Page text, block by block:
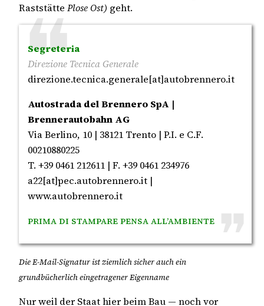
Raststätte Plose Ost) geht.
Segreteria
Direzione Tecnica Generale
direzione.tecnica.generale[at]autobrennero.it
Autostrada del Brennero SpA |
Brennerautobahn AG
Via Berlino, 10 | 38121 Trento | P.I. e C.F.
00210880225
T. +39 0461 212611 | F. +39 0461 234976
a22[at]pec.autobrennero.it |
www.autobrennero.it
Prima di stampare pensa all’ambiente
Die E-Mail-Signatur ist ziemlich sicher auch ein
grundbücherlich eingetragener Eigenname
Nur weil der Staat hier beim Bau — noch vor